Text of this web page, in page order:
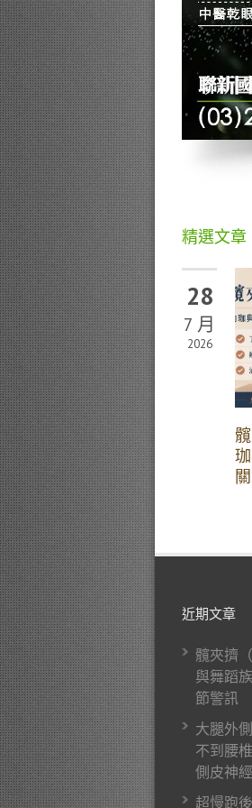
精選文章
28
7 月
2026
近期文章
髖夾擠
與舞蹈
節警訊
大腿外
不到腰
側皮神
超慢跑